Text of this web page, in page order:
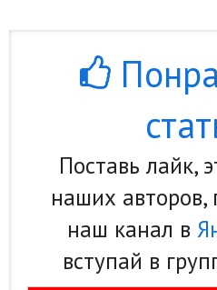
Семья и дети
Путешествия
Культура и общество
Мода и стиль
Бизнес
Хобби и развлечения
Поставь лайк,
наших
наш канал в
вступай в